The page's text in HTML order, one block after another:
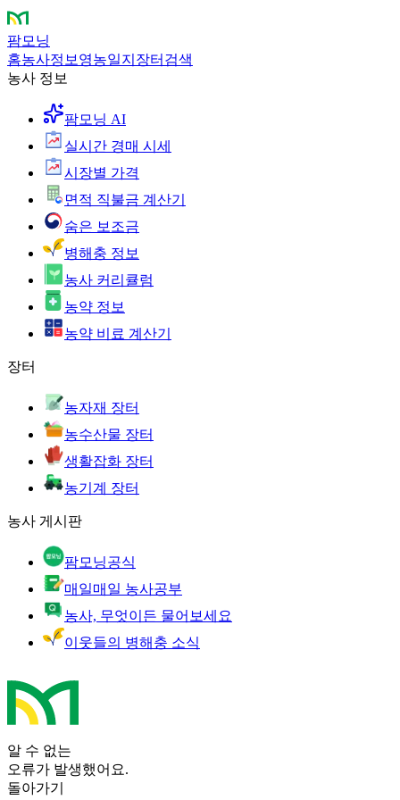
팜모닝
홈농사정보 영농일지 장터 검색
농사 정보
팜모닝 AI
실시간 경매 시세
시장별 가격
면적 직불금 계산기
숨은 보조금
병해충 정보
농사 커리큘럼
농약 정보
농약 비료 계산기
장터
농자재 장터
농수산물 장터
생활잡화 장터
농기계 장터
농사 게시판
팜모닝공식
매일매일 농사공부
농사, 무엇이든 물어보세요
이웃들의 병해충 소식
알 수 없는
오류가 발생했어요.
돌아가기